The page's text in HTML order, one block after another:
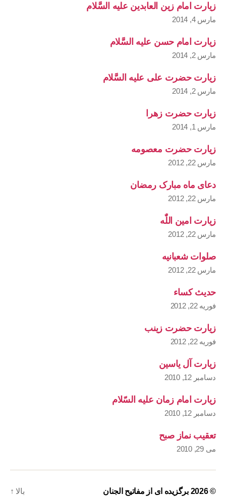
زیارت امام زین العابدین علیه السَّلام
مارس 4, 2014
زیارت امام حسن علیه السَّلام
مارس 2, 2014
زیارت حضرت علی علیه السَّلام
مارس 2, 2014
زیارت حضرت زهرا
مارس 1, 2014
زیارت حضرت معصومه
مارس 22, 2012
دعای ماه مبارک رمضان
مارس 22, 2012
زیارت امین اللّٰه
مارس 22, 2012
صلوات شعبانیه
مارس 22, 2012
حدیث کساء
فوریه 22, 2012
زیارت حضرت زینب
فوریه 22, 2012
زیارت آل یاسین
دسامبر 12, 2010
زیارت امام زمان علیه السّلام
دسامبر 12, 2010
تعقیب نماز صبح
می 29, 2010
© 2026 برگزیده ای از مفاتیح الجنان بالا ↑